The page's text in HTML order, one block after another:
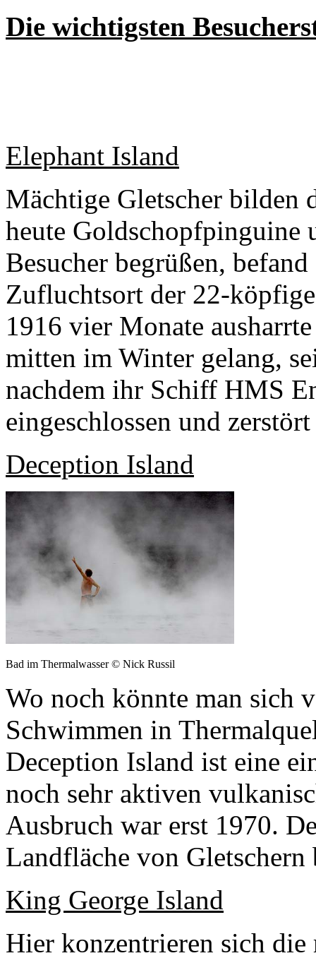
Die wichtigsten
Elephant Island
Mächtige Gletscher bilden
heute Goldschopfpinguine
Besucher begrüßen,
Zufluchtsort der 22-
1916 vier Monate
mitten im Winter gelang,
nachdem ihr Schiff HMS
eingeschlossen und
Deception Island
Bad im Thermalwasser © Nick Russil
Wo noch könnte man sich
Schwimmen in
Deception Island ist eine
noch sehr aktiven
Ausbruch war erst 1970.
Landfläche von Gletschern
King George Island
Hier konzentrieren sich die